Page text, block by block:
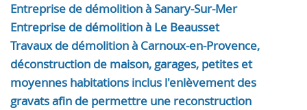
Entreprise de démolition à Sanary-Sur-Mer
Entreprise de démolition à Le Beausset
Travaux de démolition à Carnoux-en-Provence,
déconstruction de maison, garages, petites et
moyennes habitations inclus l'enlèvement des
gravats afin de permettre une reconstruction